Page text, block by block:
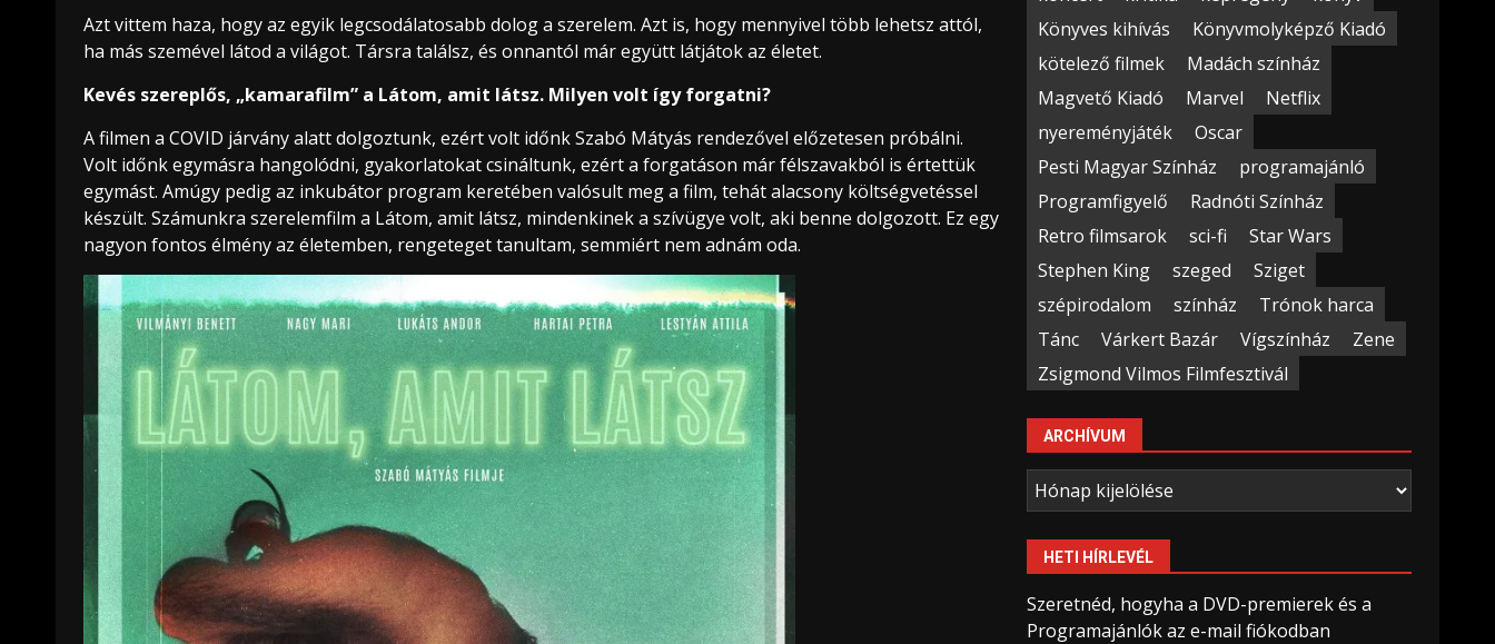
Azt vittem haza, hogy az egyik legcsodálatosabb dolog a szerelem. Azt is, hogy mennyivel több lehetsz attól,
ha más szemével látod a világot. Társra találsz, és onnantól már együtt látjátok az életet.
Kevés szereplős, „kamarafilm” a Látom, amit látsz. Milyen volt így forgatni?
A filmen a COVID járvány alatt dolgoztunk, ezért volt időnk Szabó Mátyás rendezővel előzetesen próbálni.
Volt időnk egymásra hangolódni, gyakorlatokat csináltunk, ezért a forgatáson már félszavakból is értettük
egymást. Amúgy pedig az inkubátor program keretében valósult meg a film, tehát alacsony költségvetéssel
készült. Számunkra szerelemfilm a Látom, amit látsz, mindenkinek a szívügye volt, aki benne dolgozott. Ez egy
nagyon fontos élmény az életemben, rengeteget tanultam, semmiért nem adnám oda.
Könyves kihívás
Könyvmolyképző Kiadó
kötelező filmek
Madách színház
Magvető Kiadó
Marvel
Netflix
nyereményjáték
Oscar
Pesti Magyar Színház
programajánló
Programfigyelő
Radnóti Színház
Retro filmsarok
sci-fi
Star Wars
Stephen King
szeged
Sziget
szépirodalom
színház
Trónok harca
Tánc
Várkert Bazár Vígszínház
Zene
Zsigmond Vilmos Filmfesztivál
ARCHÍVUM
Archívum
HETI HÍRLEVÉL
Szeretnéd, hogyha a DVD-premierek és a
Programajánlók az e-mail fiókodban